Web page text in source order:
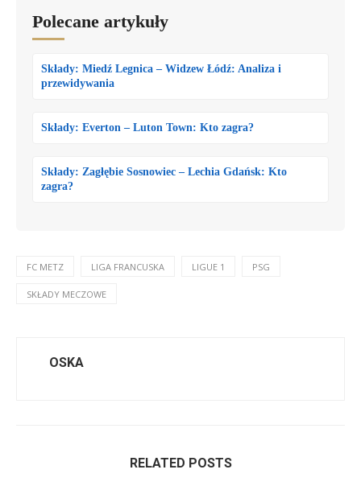
Polecane artykuły
Składy: Miedź Legnica – Widzew Łódź: Analiza i
przewidywania
Składy: Everton – Luton Town: Kto zagra?
Składy: Zagłębie Sosnowiec – Lechia Gdańsk: Kto
zagra?
FC METZ LIGA FRANCUSKA LIGUE 1 PSG
SKŁADY MECZOWE
OSKA
RELATED POSTS